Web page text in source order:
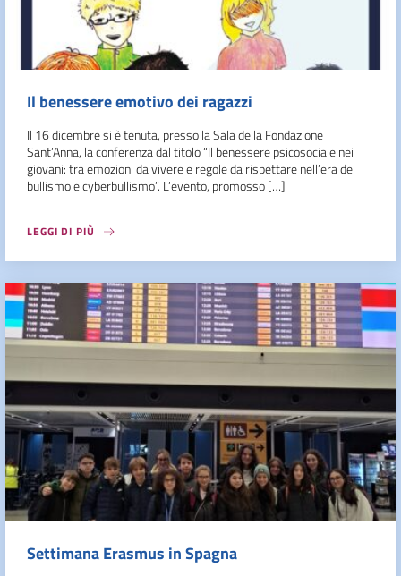
Il benessere emotivo dei ragazzi
Il 16 dicembre si è tenuta, presso la Sala della Fondazione
Sant’Anna, la conferenza dal titolo “Il benessere psicosociale nei
giovani: tra emozioni da vivere e regole da rispettare nell’era del
bullismo e cyberbullismo”. L’evento, promosso […]
LEGGI DI PIÙ
Settimana Erasmus in Spagna